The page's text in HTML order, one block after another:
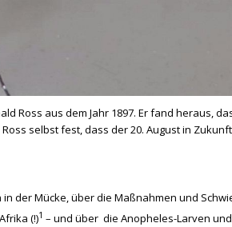
Ross aus dem Jahr 1897. Er fand heraus,
selbst fest, dass der 20. August in
der Mücke, über die Maßnahmen und
(!)1 – und über die Anopheles-Larven